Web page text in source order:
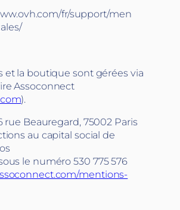
fr/support/men
et la boutique sont gérées via
Assoconnect
).
rue Beauregard, 75002 Paris
au capital social de
le numéro 530 775 576
mentions-